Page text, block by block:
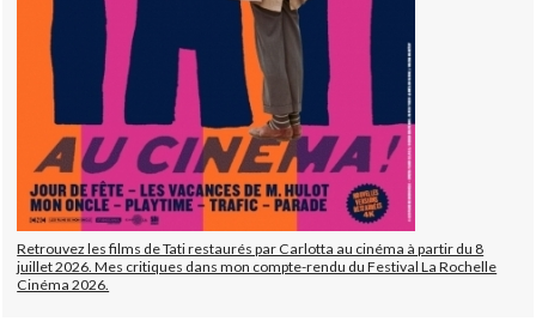
Retrouvez les films de Tati restaurés par Carlotta au cinéma à partir du 8
juillet 2026. Mes critiques dans mon compte-rendu du Festival La Rochelle
Cinéma 2026.